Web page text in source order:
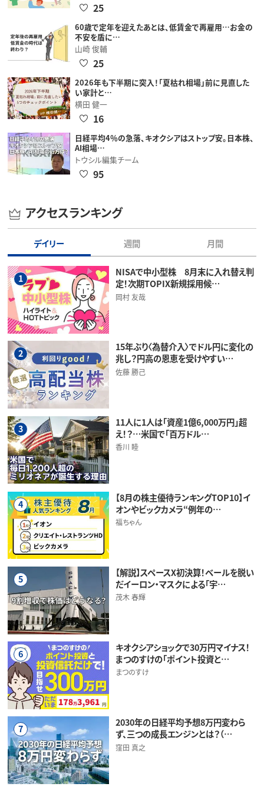
25
60歳で定年を迎えたあとは、低賃金で再雇用…お金の
不安を盾に…
山崎 俊輔
25
2026年も下半期に突入！「夏枯れ相場」前に見直した
い家計と…
横田 健一
16
日経平均4％の急落、キオクシアはストップ安。日本株、
AI相場…
トウシル編集チーム
95
アクセスランキング
デイリー 週間 月間
1
NISAで中小型株 8月末に入れ替え判
定！次期TOPIX新規採用候…
岡村 友哉
2
15年ぶり〈為替介入〉でドル円に変化の
兆し？円高の恩恵を受けやすい…
佐藤 勝己
3
11人に1人は「資産1億6,000万円」超
え！？…米国で「百万ドル…
香川 睦
4
【8月の株主優待ランキングTOP10】イ
オンやビックカメラ“例年の…
福ちゃん
5
【解説】スペースX初決算！ベールを脱い
だイーロン・マスクによる「宇…
茂木 春輝
6
キオクシアショックで30万円マイナス！
まつのすけの「ポイント投資と…
まつのすけ
7
2030年の日経平均予想8万円変わら
ず、三つの成長エンジンとは？（…
窪田 真之